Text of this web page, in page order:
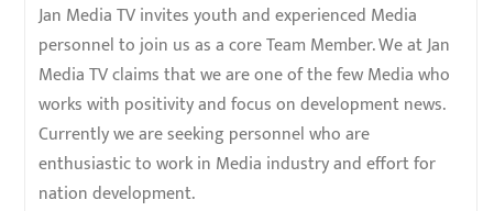
Jan Media TV invites youth and experienced Media
personnel to join us as a core Team Member. We at Jan
Media TV claims that we are one of the few Media who
works with positivity and focus on development news.
Currently we are seeking personnel who are
enthusiastic to work in Media industry and effort for
nation development.